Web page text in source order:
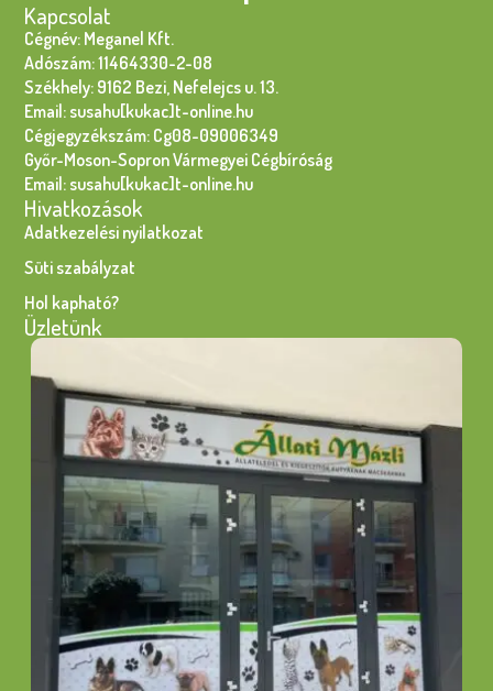
Kapcsolat
Cégnév: Meganel Kft.
Adószám: 11464330-2-08
Székhely: 9162 Bezi, Nefelejcs u. 13.
Email: susahu[kukac]t-online.hu
Cégjegyzékszám: Cg08-09006349
Győr-Moson-Sopron Vármegyei Cégbíróság
Email: susahu[kukac]t-online.hu
Hivatkozások
Adatkezelési nyilatkozat
Süti szabályzat
Hol kapható?
Üzletünk